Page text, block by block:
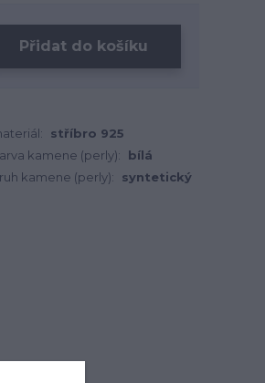
Přidat do košíku
stříbro 925
kamene (perly):
bílá
kamene (perly): syntetický